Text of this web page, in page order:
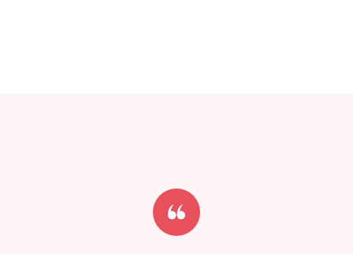
Start by trying our service for 30 days free trial no credit card
required.